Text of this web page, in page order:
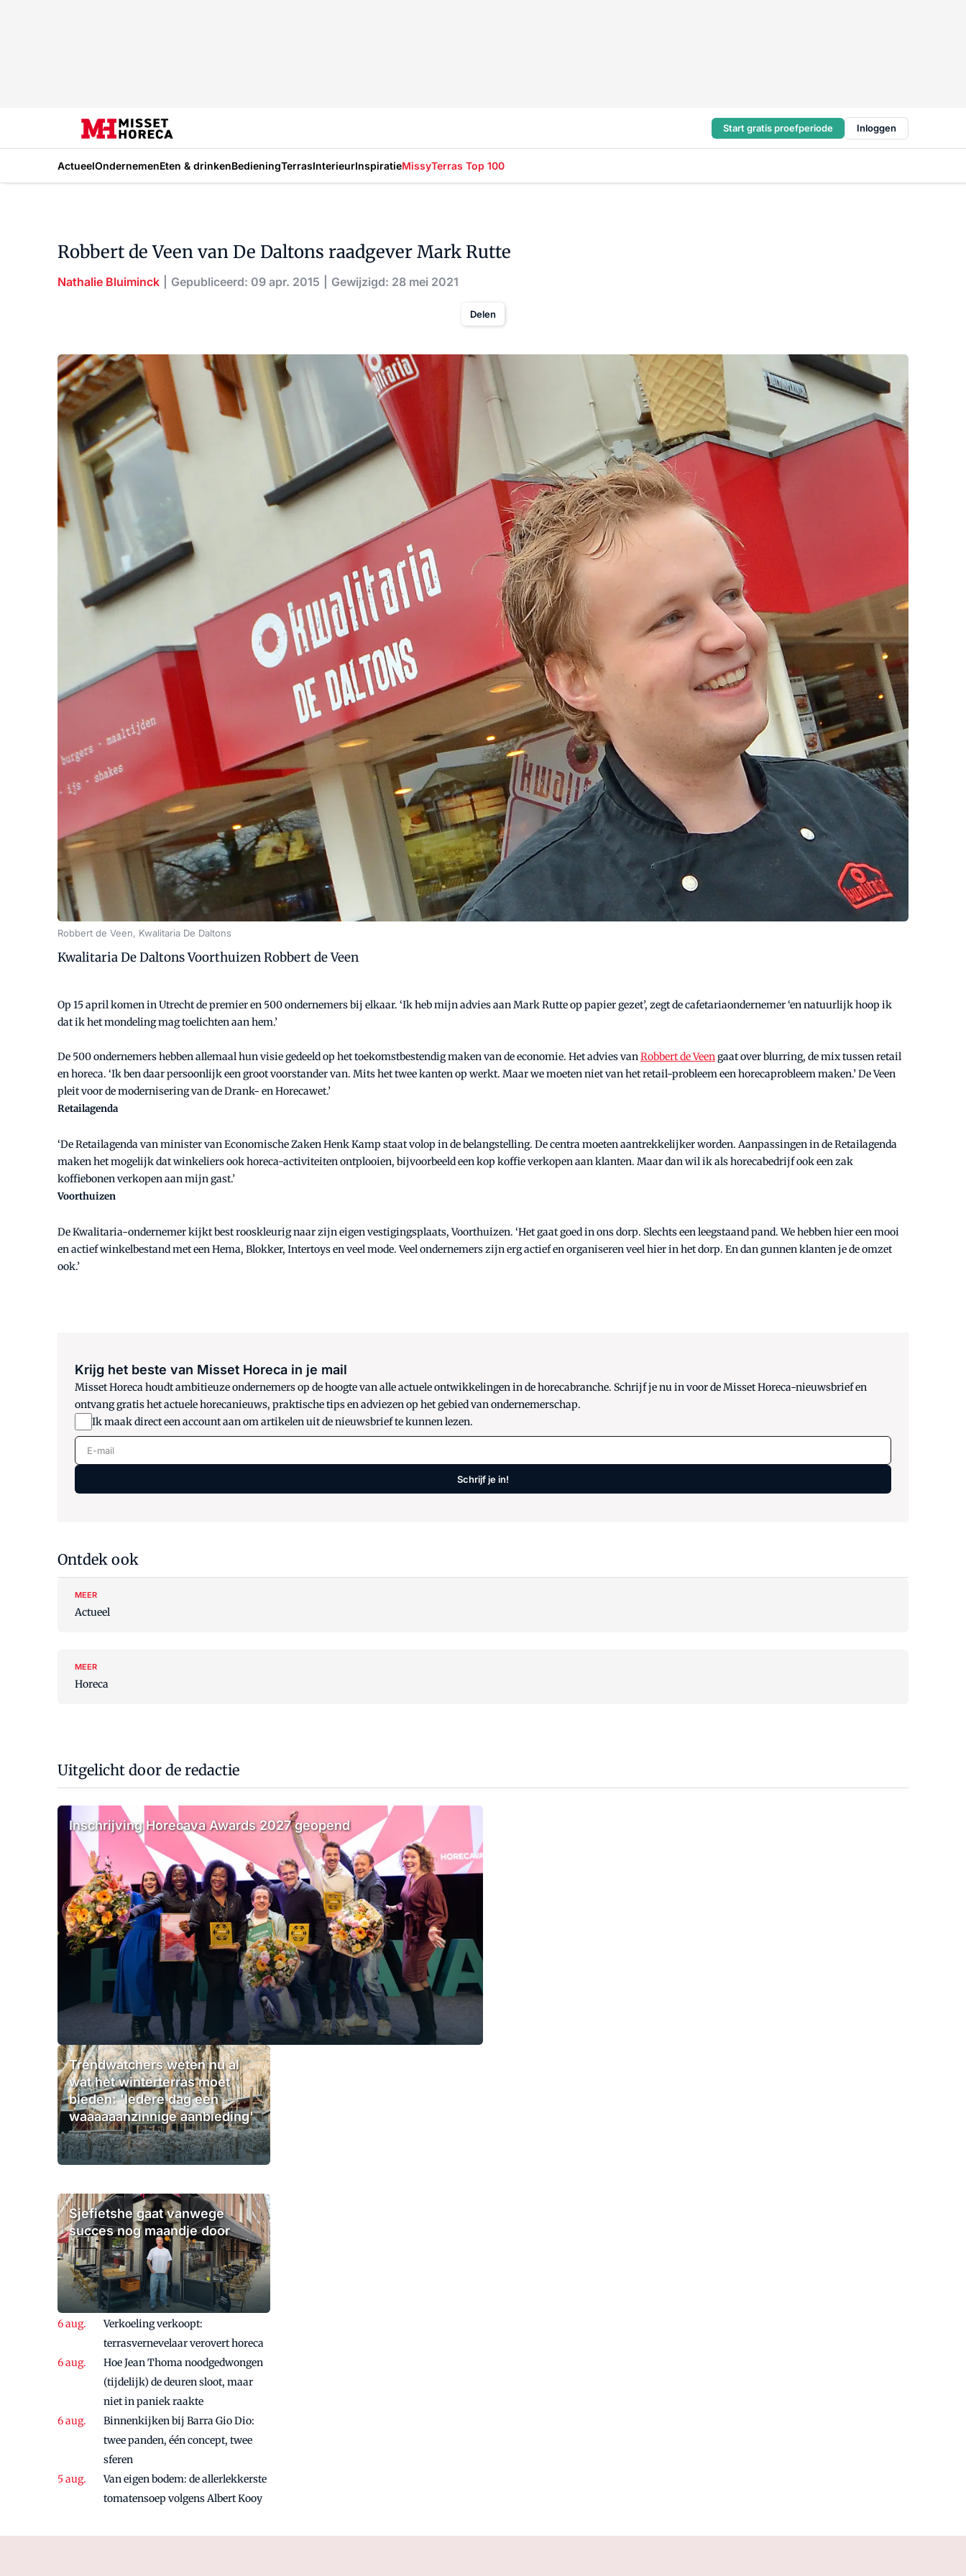
Start gratis proefperiode Inloggen
ActueelOndernemenEten & drinkenBedieningTerrasInterieurInspiratieMissyTerras Top 100
Robbert de Veen van De Daltons raadgever Mark Rutte
Nathalie Bluiminck Gepubliceerd: 09 apr. 2015 Gewijzigd: 28 mei 2021
Delen
Robbert de Veen, Kwalitaria De Daltons
Kwalitaria De Daltons Voorthuizen Robbert de Veen
Op 15 april komen in Utrecht de premier en 500 ondernemers bij elkaar. ‘Ik heb mijn advies aan Mark Rutte op papier gezet’, zegt de cafetariaondernemer ‘en natuurlijk hoop ik
dat ik het mondeling mag toelichten aan hem.’
De 500 ondernemers hebben allemaal hun visie gedeeld op het toekomstbestendig maken van de economie. Het advies vanRobbert de Veengaat over blurring, de mix tussen retail
en horeca. ‘Ik ben daar persoonlijk een groot voorstander van. Mits het twee kanten op werkt. Maar we moeten niet van het retail-probleem een horecaprobleem maken.’ De Veen
pleit voor de modernisering van de Drank- en Horecawet.’
Retailagenda
‘De Retailagenda van minister van Economische Zaken Henk Kamp staat volop in de belangstelling. De centra moeten aantrekkelijker worden. Aanpassingen in de Retailagenda
maken het mogelijk dat winkeliers ook horeca-activiteiten ontplooien, bijvoorbeeld een kop koffie verkopen aan klanten. Maar dan wil ik als horecabedrijf ook een zak
koffiebonen verkopen aan mijn gast.’
Voorthuizen
De Kwalitaria-ondernemer kijkt best rooskleurig naar zijn eigen vestigingsplaats, Voorthuizen. ‘Het gaat goed in ons dorp. Slechts een leegstaand pand. We hebben hier een mooi
en actief winkelbestand met een Hema, Blokker, Intertoys en veel mode. Veel ondernemers zijn erg actief en organiseren veel hier in het dorp. En dan gunnen klanten je de omzet
ook.’
Krijg het beste van Misset Horeca in je mail
Misset Horeca houdt ambitieuze ondernemers op de hoogte van alle actuele ontwikkelingen in de horecabranche. Schrijf je nu in voor de Misset Horeca-nieuwsbrief en
ontvang gratis het actuele horecanieuws, praktische tips en adviezen op het gebied van ondernemerschap.
Ik maak direct een account aan om artikelen uit de nieuwsbrief te kunnen lezen.
E-mail
Schrijf je in!
Ontdek ook
MEER
Actueel
MEER
Horeca
Uitgelicht door de redactie
Inschrijving Horecava Awards 2027 geopend
Trendwatchers weten nu al
wat het winterterras moet
bieden: 'Iedere dag een
waaaaaanzinnige aanbieding'
Sjefietshe gaat vanwege
succes nog maandje door
Verkoeling verkoopt:
terrasvernevelaar verovert horeca
Hoe Jean Thoma noodgedwongen
(tijdelijk) de deuren sloot, maar
niet in paniek raakte
Binnenkijken bij Barra Gio Dio:
twee panden, één concept, twee
sferen
Van eigen bodem: de allerlekkerste
tomatensoep volgens Albert Kooy